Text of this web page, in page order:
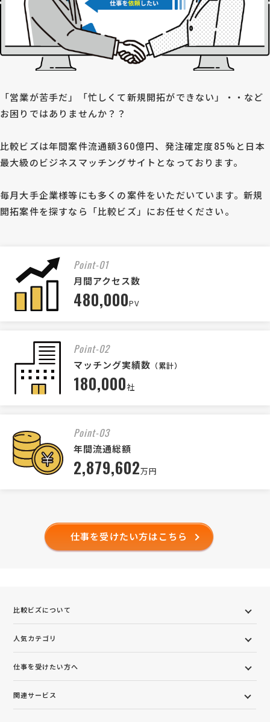
「営業が苦手だ」「忙しくて新規開拓ができない」・・など
お困りではありませんか？？
比較ビズは年間案件流通額360億円、発注確定度85%と日本
最大級のビジネスマッチングサイトとなっております。
毎月大手企業様等にも多くの案件をいただいています。新規
開拓案件を探すなら「比較ビズ」にお任せください。
Point-01
月間アクセス数
480,000PV
Point-02
マッチング実績数 （累計）
180,000社
Point-03
年間流通総額
2,879,602万円
仕事を受けたい方はこちら
比較ビズについて
人気カテゴリ
仕事を受けたい方へ
関連サービス